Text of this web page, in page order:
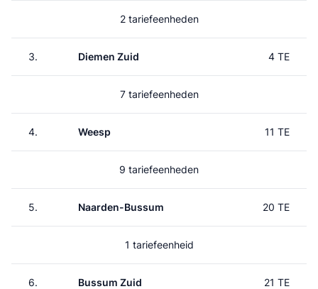
2 tariefeenheden
3. Diemen Zuid 4 TE
7 tariefeenheden
4. Weesp 11 TE
9 tariefeenheden
5. Naarden-Bussum 20 TE
1 tariefeenheid
6. Bussum Zuid 21 TE